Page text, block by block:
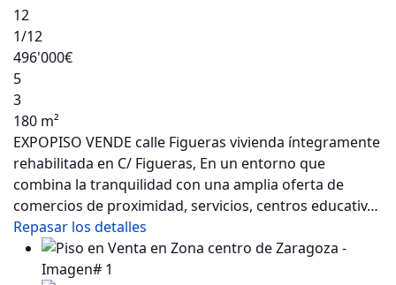
12
1/12
496'000€
5
3
180 m²
EXPOPISO VENDE calle Figueras vivienda íntegramente
rehabilitada en C/ Figueras, En un entorno que
combina la tranquilidad con una amplia oferta de
comercios de proximidad, servicios, centros educativ…
Repasar los detalles